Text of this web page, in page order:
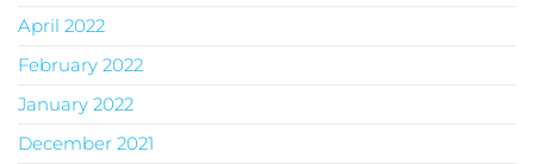
April 2022
February 2022
January 2022
December 2021